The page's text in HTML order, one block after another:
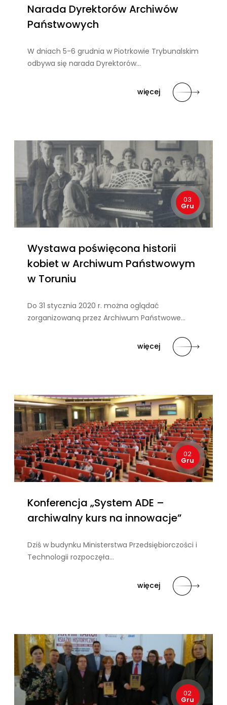
Narada Dyrektorów Archiwów
Państwowych
W dniach 5-6 grudnia w Piotrkowie Trybunalskim
odbywa się narada Dyrektorów…
więcej
03
Gru
Wystawa poświęcona historii
kobiet w Archiwum Państwowym
w Toruniu
Do 31 stycznia 2020 r. można oglądać
zorganizowaną przez Archiwum Państwowe…
więcej
02
Gru
Konferencja „System ADE –
archiwalny kurs na innowacje”
Dziś w budynku Ministerstwa Przedsiębiorczości i
Technologii rozpoczęła…
więcej
02
Gru